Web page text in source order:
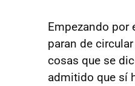
Empezando por
paran de
cosas que se
admitido que sí